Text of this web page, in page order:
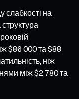
слабкості на
$86 000 та $88
ніж
між $2 780 та